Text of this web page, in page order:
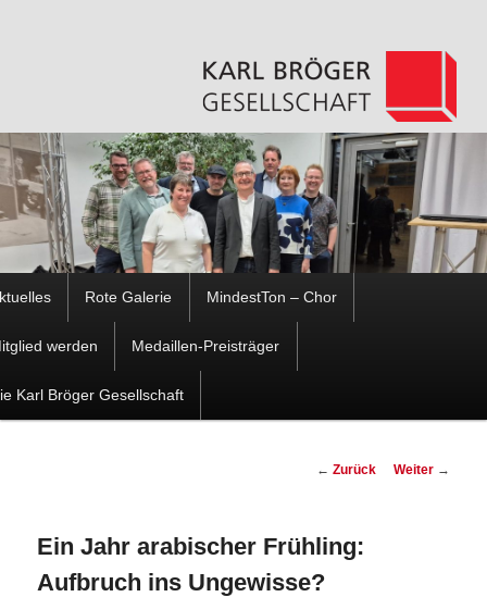
Zum
wechseln
Zum
Inhalt
Rote Galerie MindestTon – Chor
werden Medaillen-Preisträger
Karl Bröger Gesellschaft
Beitragsnavigation
← Zurück Weiter →
Ein Jahr arabischer Frühling:
Aufbruch ins Ungewisse?